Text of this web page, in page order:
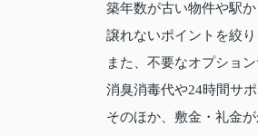
築年数が古い物件や駅
譲れないポイントを絞
また、不要なオプショ
消臭消毒代や24時間サ
そのほか、敷金・礼金